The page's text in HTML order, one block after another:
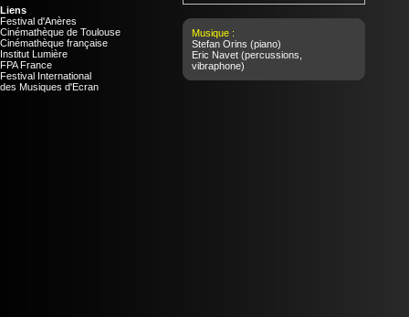
Liens
Festival d'Anères
Cinémathèque de Toulouse
Cinémathèque française
Institut Lumière
FPA France
Festival International
des Musiques d'Ecran
Musique :
Stefan Orins (piano)
Eric Navet (percussions,
vibraphone)